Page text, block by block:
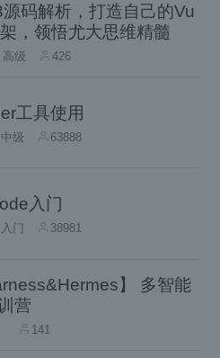
，Vue.js 实现了非常平
加快了团队和公司的
这绝不意味着使用上
无论 Vue 如何使用，我
具箱，允许构建最先
，无论是简单的还是复
缝扩展。
很多公司使用，例如
、Gitlab、Upwork、A
。通过学习 Vue 被该
常高。
码解析，打造自己的Vu
，领悟尤大思维精髓
高级 426
工具使用
中级 63888
入门
入门 38981
】 多智能
营
141